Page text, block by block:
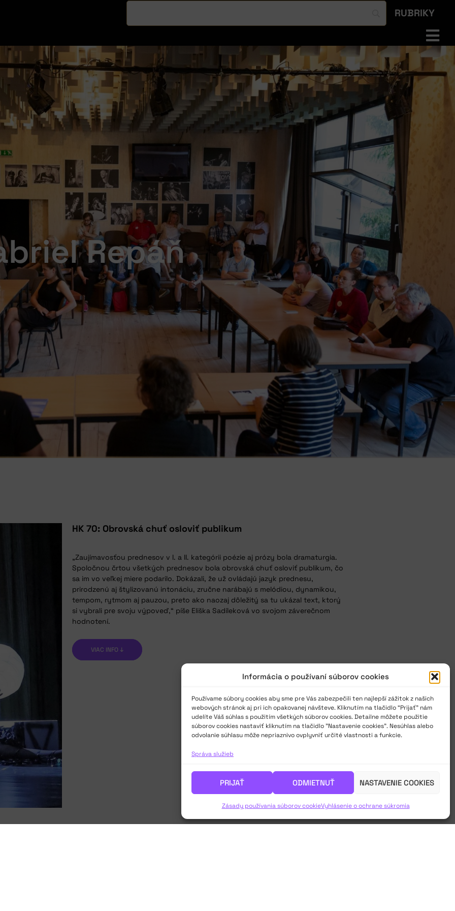
Informácia o používaní súborov cookies
Používame súbory cookies aby sme pre Vás zabezpečili ten najlepší zážitok z našich
webových stránok aj pri ich opakovanej návšteve. Kliknutím na tlačidlo “Prijať” nám
udelíte Váš súhlas s použitím všetkých súborov cookies. Detailne môžete použitie
súborov cookies nastaviť kliknutím na tlačidlo "Nastavenie cookies". Nesúhlas alebo
odvolanie súhlasu môže nepriaznivo ovplyvniť určité vlastnosti a funkcie.
Správa služieb
PRIJAŤ ODMIETNUŤ NASTAVENIE COOKIES
Zásady používania súborov cookieVyhlásenie o ochrane súkromia
RUBRIKY
Repáň
HK 70: Obrovská chuť osloviť publikum
„Zaujímavosťou prednesov v I. a II. kategórii poézie aj prózy bola dramaturgia.
Spoločnou črtou všetkých prednesov bola obrovská chuť osloviť publikum, čo
sa im vo veľkej miere podarilo. Dokázali, že už ovládajú jazyk prednesu,
prirodzenú aj štylizovanú intonáciu, zručne narábajú s melódiou, dynamikou,
tempom, rytmom aj pauzou, preto ako naozaj dôležitý sa tu ukázal text, ktorý
si vybrali pre svoju výpoveď,“ píše Eliška Sadíleková vo svojom záverečnom
hodnotení.
VIAC INFO ↓